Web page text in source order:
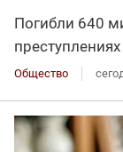
Погибли 640
Общество